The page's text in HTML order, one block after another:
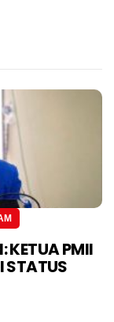
KETUA PMII
STATUS